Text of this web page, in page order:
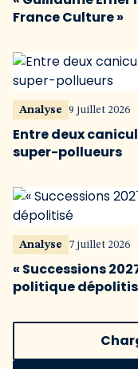
France Culture »
Analyse 9 juillet 2026
Entre deux
super-pollueurs
Analyse 7 juillet 2026
« Successions
politique